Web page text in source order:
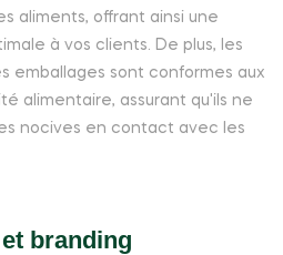
aliments, offrant ainsi une
à vos clients. De plus, les
emballages sont conformes aux
alimentaire, assurant qu'ils ne
nocives en contact avec les
branding